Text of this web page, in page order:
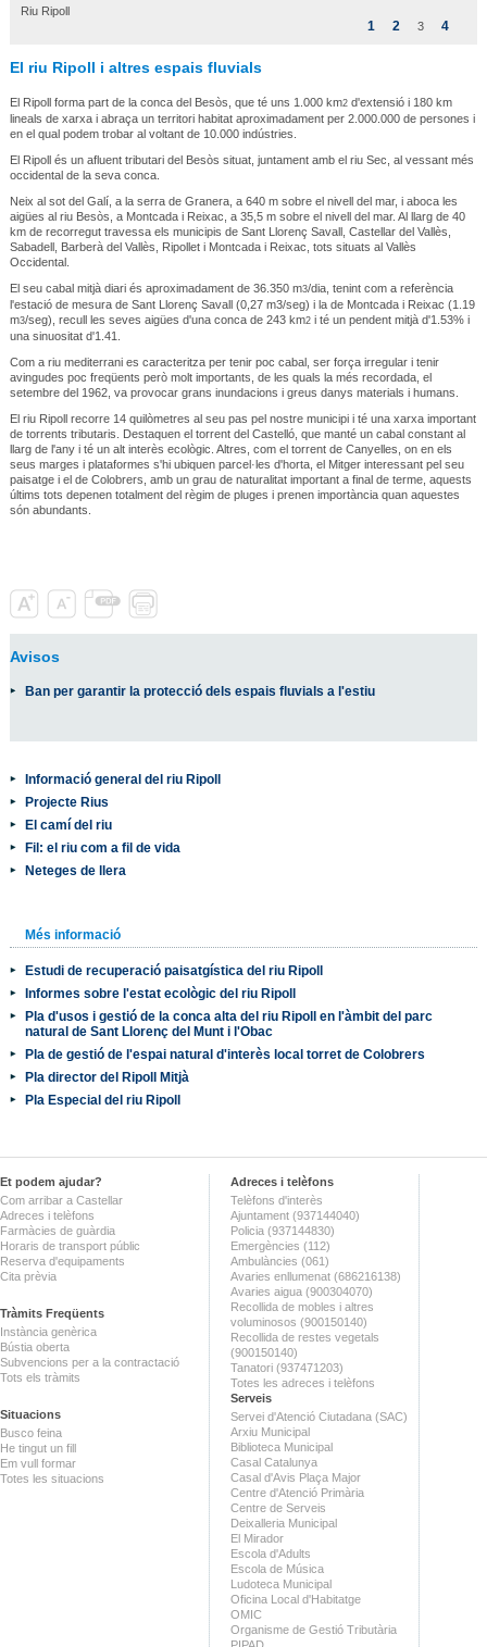
Riu Ripoll
1 2 3 4
El riu Ripoll i altres espais fluvials
El Ripoll forma part de la conca del Besòs, que té uns 1.000 km2d'extensió i 180 km
lineals de xarxa i abraça un territori habitat aproximadament per 2.000.000 de persones i
en el qual podem trobar al voltant de 10.000 indústries.
El Ripoll és un afluent tributari del Besòs situat, juntament amb el riu Sec, al vessant més
occidental de la seva conca.
Neix al sot del Galí, a la serra de Granera, a 640 m sobre el nivell del mar, i aboca les
aigües al riu Besòs, a Montcada i Reixac, a 35,5 m sobre el nivell del mar. Al llarg de 40
km de recorregut travessa els municipis de Sant Llorenç Savall, Castellar del Vallès,
Sabadell, Barberà del Vallès, Ripollet i Montcada i Reixac, tots situats al Vallès
Occidental.
El seu cabal mitjà diari és aproximadament de 36.350 m3/dia, tenint com a referència
l'estació de mesura de Sant Llorenç Savall (0,27 m3/seg) i la de Montcada i Reixac (1.19
m3/seg), recull les seves aigües d'una conca de 243 km2i té un pendent mitjà d'1.53% i
una sinuositat d'1.41.
Com a riu mediterrani es caracteritza per tenir poc cabal, ser força irregular i tenir
avingudes poc freqüents però molt importants, de les quals la més recordada, el
setembre del 1962, va provocar grans inundacions i greus danys materials i humans.
El riu Ripoll recorre 14 quilòmetres al seu pas pel nostre municipi i té una xarxa important
de torrents tributaris. Destaquen el torrent del Castelló, que manté un cabal constant al
llarg de l'any i té un alt interès ecològic. Altres, com el torrent de Canyelles, on en els
seus marges i plataformes s'hi ubiquen parcel·les d'horta, el Mitger interessant pel seu
paisatge i el de Colobrers, amb un grau de naturalitat important a final de terme, aquests
últims tots depenen totalment del règim de pluges i prenen importància quan aquestes
són abundants.
Avisos
Ban per garantir la protecció dels espais fluvials a l'estiu
Informació general del riu Ripoll
Projecte Rius
El camí del riu
Fil: el riu com a fil de vida
Neteges de llera
Més informació
Estudi de recuperació paisatgística del riu Ripoll
Informes sobre l'estat ecològic del riu Ripoll
Pla d'usos i gestió de la conca alta del riu Ripoll en l'àmbit del parc
natural de Sant Llorenç del Munt i l'Obac
Pla de gestió de l'espai natural d'interès local torret de Colobrers
Pla director del Ripoll Mitjà
Pla Especial del riu Ripoll
Et podem ajudar?
Com arribar a Castellar
Adreces i telèfons
Farmàcies de guàrdia
Horaris de transport públic
Reserva d'equipaments
Cita prèvia
Tràmits Freqüents
Instància genèrica
Bústia oberta
Subvencions per a la contractació
Tots els tràmits
Situacions
Busco feina
He tingut un fill
Em vull formar
Totes les situacions
Adreces i telèfons
Telèfons d'interès
Ajuntament (937144040)
Policia (937144830)
Emergències (112)
Ambulàncies (061)
Avaries enllumenat (686216138)
Avaries aigua (900304070)
Recollida de mobles i altres
voluminosos (900150140)
Recollida de restes vegetals
(900150140)
Tanatori (937471203)
Totes les adreces i telèfons
Serveis
Servei d'Atenció Ciutadana (SAC)
Arxiu Municipal
Biblioteca Municipal
Casal Catalunya
Casal d'Avis Plaça Major
Centre d'Atenció Primària
Centre de Serveis
Deixalleria Municipal
El Mirador
Escola d'Adults
Escola de Música
Ludoteca Municipal
Oficina Local d'Habitatge
OMIC
Organisme de Gestió Tributària